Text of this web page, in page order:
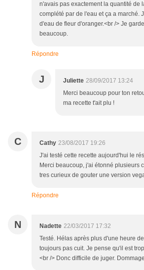
n'avais pas exactement la quantité de
complété par de l'eau et ça a marché.
d'eau de fleur d'oranger.<br /> Je
beaucoup.
Répondre
J Juliette 28/09/2017 13:24
Merci beaucoup pour ton
ma recette t'ait plu !
C Cathy 23/08/2017 19:26
J'ai testé cette recette aujourd'hui le
Merci beaucoup, j'ai étonné plusieurs
tres curieux de gouter une version
Répondre
N Nadette 22/03/2017 17:32
Testé. Hélas après plus d'une heure
toujours pas cuit. Je pense qu'il est
<br /> Donc difficile de juger.